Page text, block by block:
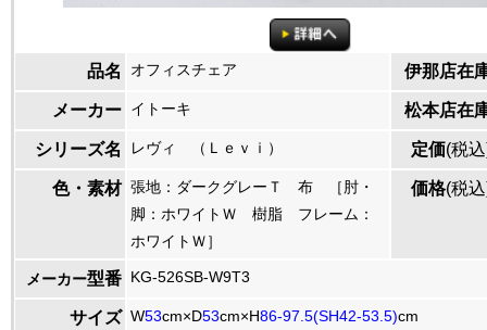
品名 オフィスチェア 伊那店在
メーカー イトーキ 松本店在
シリーズ名 レヴィ （Ｌｅｖｉ） 定価(税
色・素材 張地：ダークグレーＴ 布 ［肘・
脚：ホワイトＷ 樹脂 フレーム：
ホワイトＷ］
価格(税
メーカー型番 KG-526SB-W9T3
サイズ W53cm×D53cm×H86-97.5(SH42-53.5)cm